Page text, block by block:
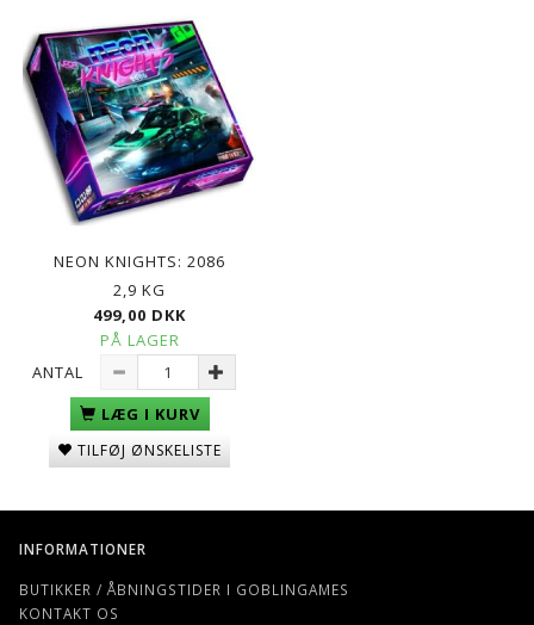
NEON KNIGHTS: 2086
2,9 KG
499,00 DKK
PÅ LAGER
ANTAL
LÆG I KURV
TILFØJ ØNSKELISTE
INFORMATIONER
BUTIKKER / ÅBNINGSTIDER I GOBLINGAMES
KONTAKT OS